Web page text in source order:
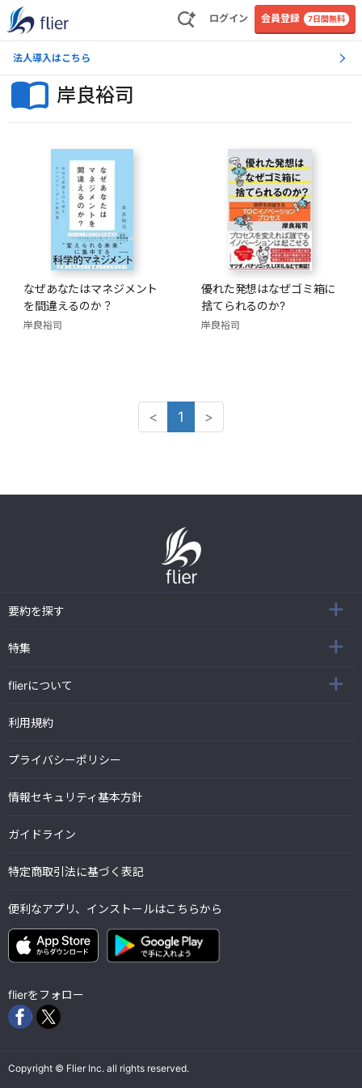
ログイン 会員登録 7日間無料
法人導入はこちら
岸良裕司
なぜあなたはマネジメント
を間違えるのか？
岸良裕司
優れた発想はなぜゴミ箱に
捨てられるのか?
岸良裕司
< 1 >
要約を探す
特集
flierについて
利用規約
プライバシーポリシー
情報セキュリティ基本方針
ガイドライン
特定商取引法に基づく表記
便利なアプリ、インストールはこちらから
flierをフォロー
Copyright © Flier Inc. all rights reserved.